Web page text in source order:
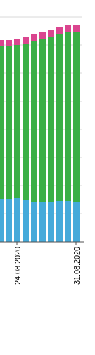
24.08.2020 31.08.2020